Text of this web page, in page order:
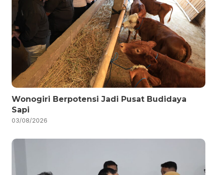
Wonogiri Berpotensi Jadi Pusat Budidaya
Sapi
03/08/2026